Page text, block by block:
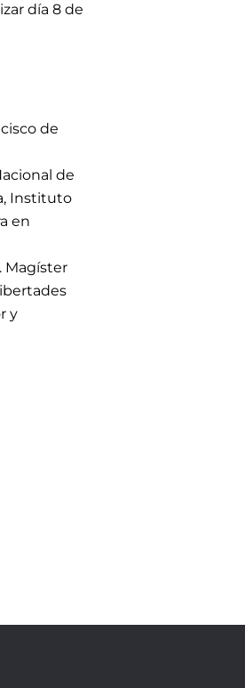
día 8 de
de
de
Instituto
en
Magíster
y